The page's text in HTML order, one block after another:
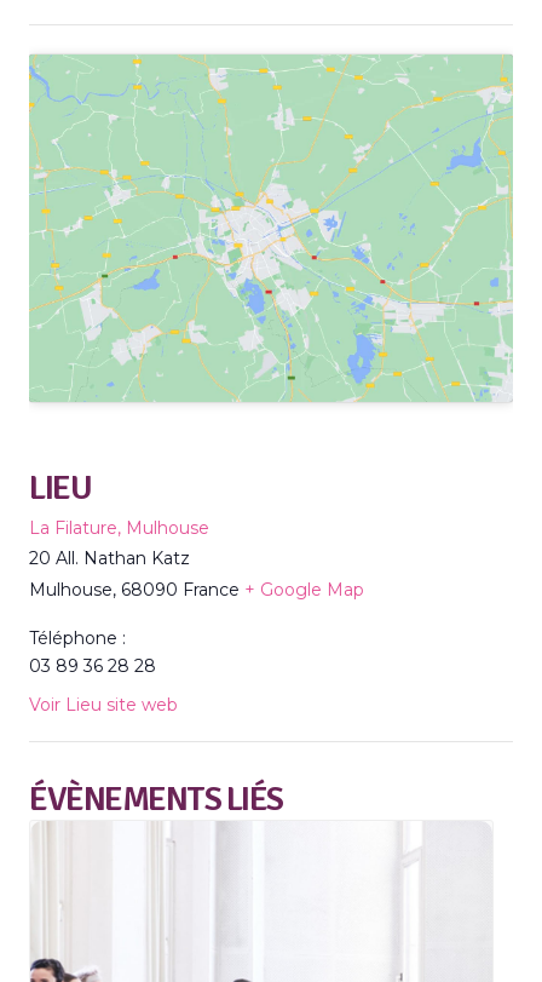
LIEU
La Filature, Mulhouse
20 All. Nathan Katz
Mulhouse, 68090 France + Google Map
Téléphone :
03 89 36 28 28
Voir Lieu site web
ÉVÈNEMENTS LIÉS